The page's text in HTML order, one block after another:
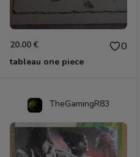
20.00 € 0
tableau one piece
TheGamingR83